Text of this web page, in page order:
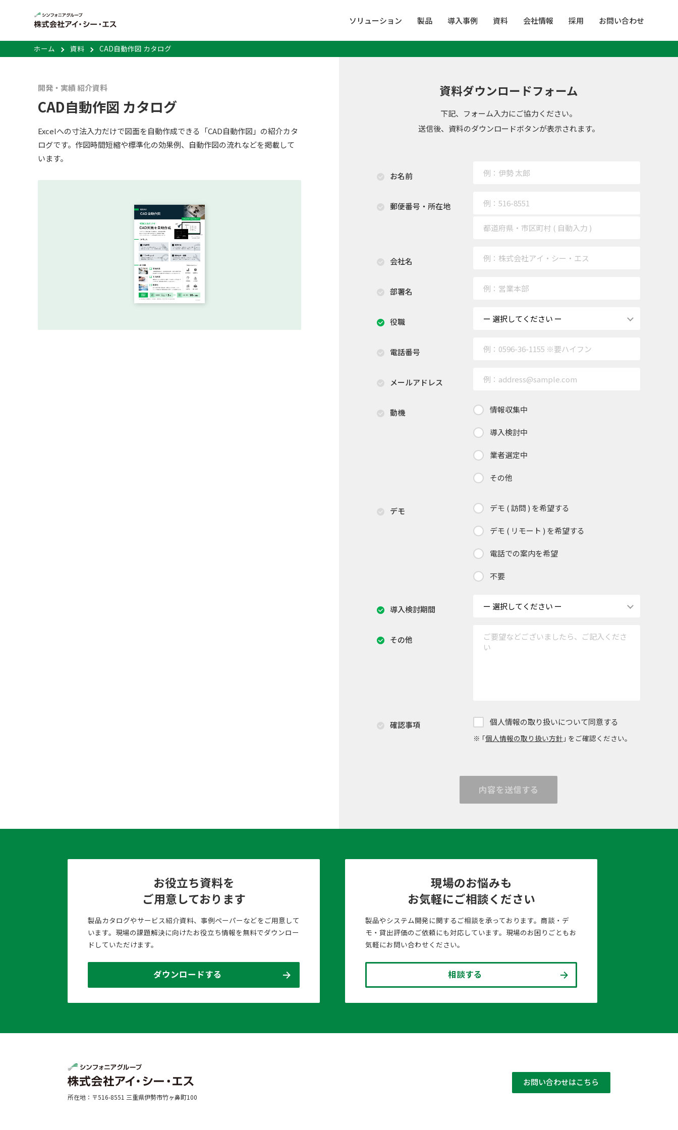
ソリューション 製品 導入事例 資料 会社情報 採用 お問い合わせ
ホーム 資料 CAD自動作図 カタログ
開発・実績 紹介資料
CAD自動作図 カタログ
Excelへの寸法入力だけで図面を自動作成できる「CAD自動作図」の紹介カタ
ログです。作図時間短縮や標準化の効果例、自動作図の流れなどを掲載して
います。
資料ダウンロードフォーム
下記、フォーム入力にご協力ください。
送信後、資料のダウンロードボタンが表示されます。
お名前
郵便番号・所在地
会社名
部署名
役職
電話番号
メールアドレス
動機 情報収集中
導入検討中
業者選定中
その他
デモ デモ ( 訪問 ) を希望する
デモ ( リモート ) を希望する
電話での案内を希望
不要
導入検討期間
その他
確認事項 個人情報の取り扱いについて同意する
※ ｢個人情報の取り扱い方針 ｣ をご確認ください。
内容を送信する
お役立ち資料を
ご用意しております
製品カタログやサービス紹介資料、事例ペーパーなどをご用意して
います。現場の課題解決に向けたお役立ち情報を無料でダウンロー
ドしていただけます。
ダウンロードする
現場のお悩みも
お気軽にご相談ください
製品やシステム開発に関するご相談を承っております。商談・デ
モ・貸出評価のご依頼にも対応しています。現場のお困りごともお
気軽にお問い合わせください。
相談する
所在地：〒516-8551 三重県伊勢市竹ヶ鼻町100
お問い合わせはこちら